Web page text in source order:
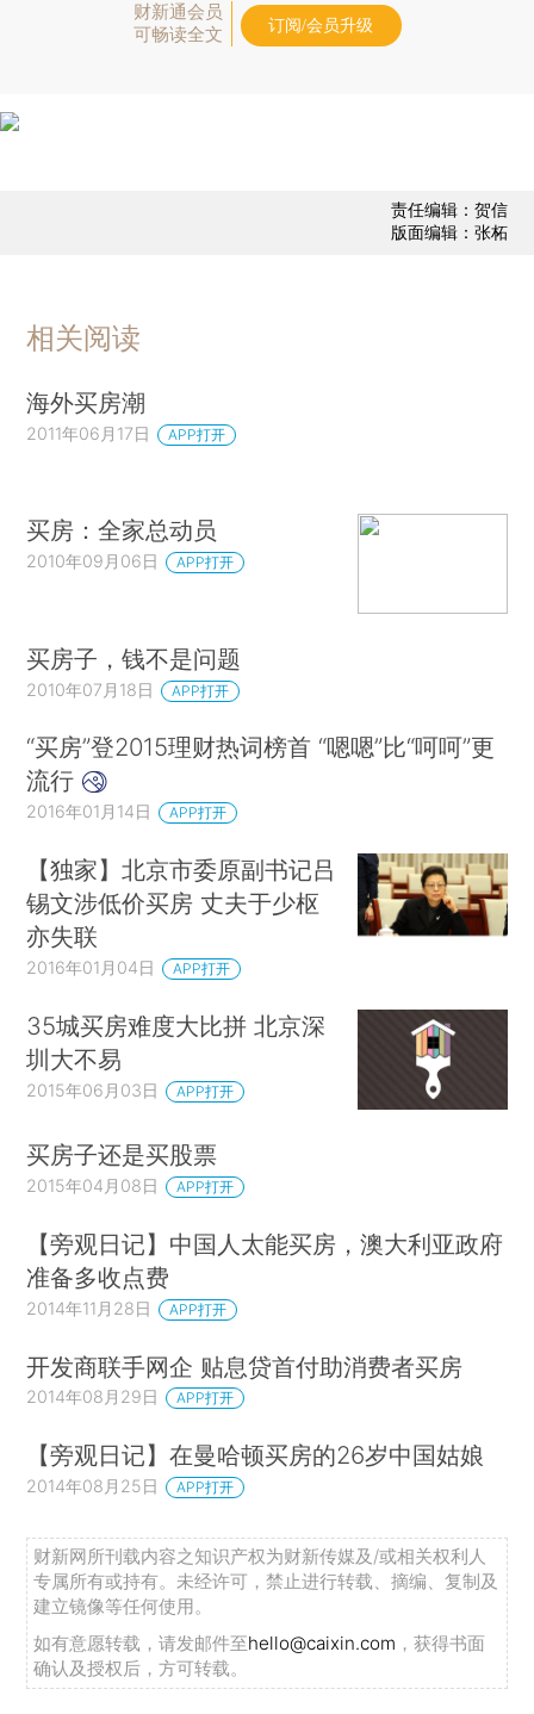
财新通会员
可畅读全文
订阅/会员升级
责任编辑：贺信
版面编辑：张柘
相关阅读
海外买房潮
2011年06月17日 APP打开
买房：全家总动员
2010年09月06日 APP打开
买房子，钱不是问题
2010年07月18日 APP打开
“买房”登2015理财热词榜首 “嗯嗯”比“呵呵”更
流行
2016年01月14日 APP打开
【独家】北京市委原副书记吕
锡文涉低价买房 丈夫于少枢
亦失联
2016年01月04日 APP打开
35城买房难度大比拼 北京深
圳大不易
2015年06月03日 APP打开
买房子还是买股票
2015年04月08日 APP打开
【旁观日记】中国人太能买房，澳大利亚政府
准备多收点费
2014年11月28日 APP打开
开发商联手网企 贴息贷首付助消费者买房
2014年08月29日 APP打开
【旁观日记】在曼哈顿买房的26岁中国姑娘
2014年08月25日 APP打开
财新网所刊载内容之知识产权为财新传媒及/或相关权利人
专属所有或持有。未经许可，禁止进行转载、摘编、复制及
建立镜像等任何使用。
如有意愿转载，请发邮件至hello@caixin.com ，获得书面
确认及授权后，方可转载。